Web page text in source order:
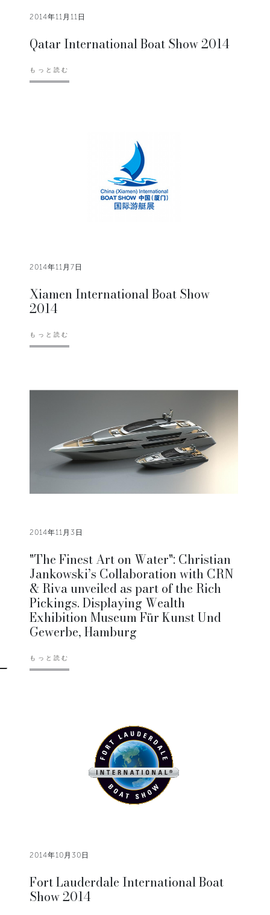
2014年11月11日
Qatar International Boat Show 2014
もっと読む
2014年11月7日
Xiamen International Boat Show
2014
もっと読む
2014年11月3日
"The Finest Art on Water": Christian
Jankowski’s Collaboration with CRN
& Riva unveiled as part of the Rich
Pickings. Displaying Wealth
Exhibition Museum Für Kunst Und
Gewerbe, Hamburg
もっと読む
2014年10月30日
Fort Lauderdale International Boat
Show 2014